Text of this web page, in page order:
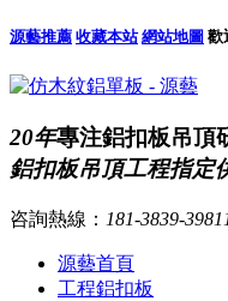
源藝推薦 收藏本站 網站地圖 歡
20年專注鋁扣板吊頂
鋁扣板吊頂工程指定
咨詢熱線： 181-3839-3981
源藝首頁
工程鋁扣板